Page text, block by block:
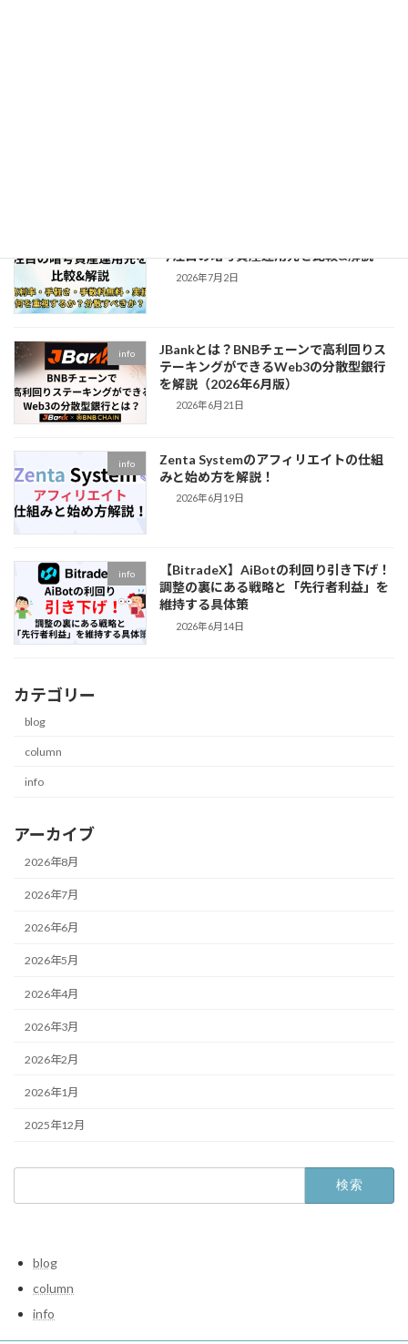
今注目の暗号資産運用先を比較&解説
2026年7月2日
info
JBankとは？BNBチェーンで高利回りス
テーキングができるWeb3の分散型銀行
を解説（2026年6月版）
2026年6月21日
info
Zenta Systemのアフィリエイトの仕組
みと始め方を解説！
2026年6月19日
info
【BitradeX】AiBotの利回り引き下げ！
調整の裏にある戦略と「先行者利益」を
維持する具体策
2026年6月14日
カテゴリー
blog
column
info
アーカイブ
2026年8月
2026年7月
2026年6月
2026年5月
2026年4月
2026年3月
2026年2月
2026年1月
2025年12月
blog
column
info